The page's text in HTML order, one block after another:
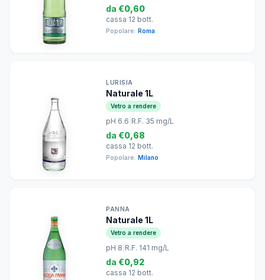
da €0,60
cassa 12 bott.
Popolare: Roma
LURISIA
Naturale 1L
Vetro a rendere
pH 6.6 R.F. 35 mg/L
da €0,68
cassa 12 bott.
Popolare: Milano
PANNA
Naturale 1L
Vetro a rendere
pH 8 R.F. 141 mg/L
da €0,92
cassa 12 bott.